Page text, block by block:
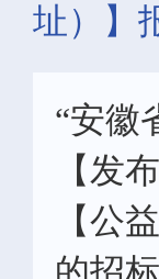
址）】
“安徽
【发
【公